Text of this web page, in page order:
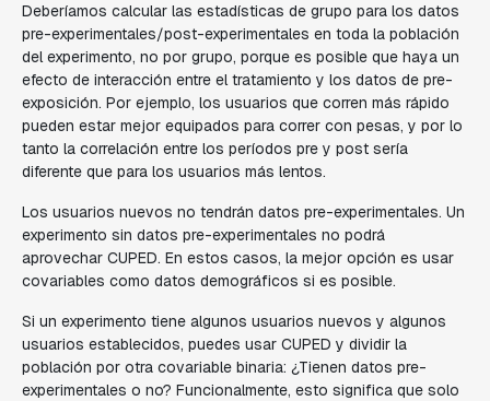
Deberíamos calcular las estadísticas de grupo para los datos
pre-experimentales/post-experimentales en toda la población
del experimento, no por grupo, porque es posible que haya un
efecto de interacción entre el tratamiento y los datos de pre-
exposición. Por ejemplo, los usuarios que corren más rápido
pueden estar mejor equipados para correr con pesas, y por lo
tanto la correlación entre los períodos pre y post sería
diferente que para los usuarios más lentos.
Los usuarios nuevos no tendrán datos pre-experimentales. Un
experimento sin datos pre-experimentales no podrá
aprovechar CUPED. En estos casos, la mejor opción es usar
covariables como datos demográficos si es posible.
Si un experimento tiene algunos usuarios nuevos y algunos
usuarios establecidos, puedes usar CUPED y dividir la
población por otra covariable binaria: ¿Tienen datos pre-
experimentales o no? Funcionalmente, esto significa que solo